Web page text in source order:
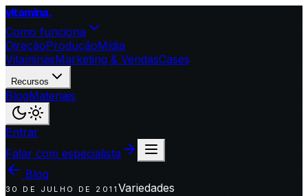
vitamina.
Como funciona
DireçãoProduçãoMídia
VitaminasMarketing & VendasCases
Recursos
BlogMateriais
Entrar
Falar com especialista
Blog
30 DE JULHO DE 2011 Variedades